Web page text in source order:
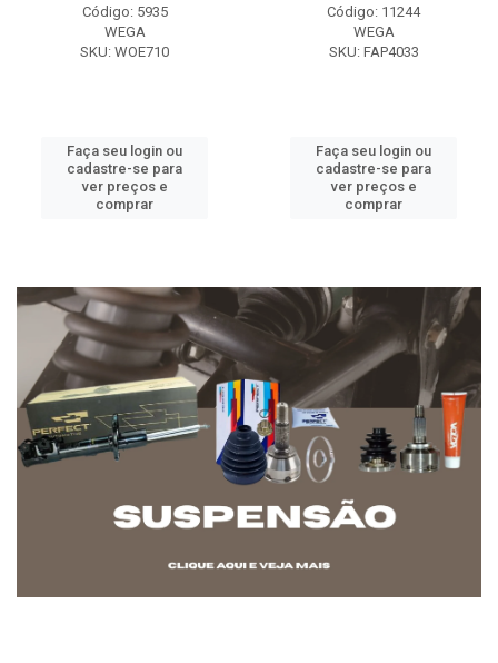
Código: 5935
WEGA
SKU: WOE710
Faça seu login ou
cadastre-se para
ver preços e
comprar
Código: 11244
WEGA
SKU: FAP4033
Faça seu login ou
cadastre-se para
ver preços e
comprar